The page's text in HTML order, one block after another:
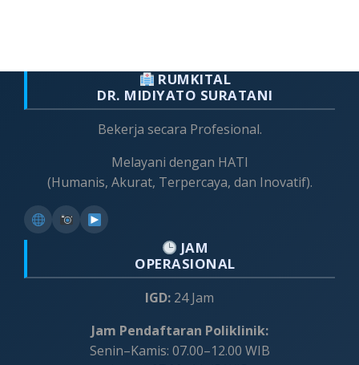
RUMKITAL
DR. MIDIYATO SURATANI
Bekerja secara Profesional.
Melayani dengan HATI
(Humanis, Akurat, Terpercaya, dan Inovatif).
JAM
OPERASIONAL
IGD: 24 Jam
Jam Pendaftaran Poliklinik:
Senin–Kamis: 07.00–12.00 WIB